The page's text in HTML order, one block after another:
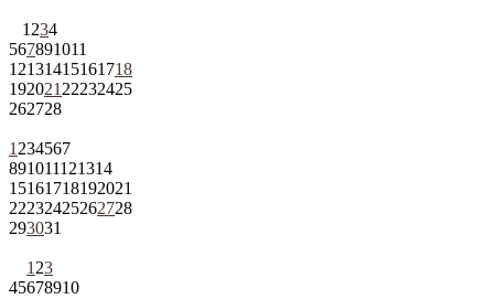
1 234
567891011
12131415161718
192021 22232425
262728
1 234567
891011121314
15161718192021
22232425262728
293031
1 23
45678910